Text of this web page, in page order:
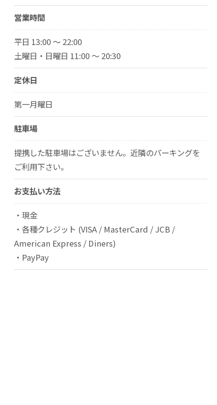
営業時間
平日 13:00 ～ 22:00
土曜日・日曜日 11:00 ～ 20:30
定休日
第一月曜日
駐車場
提携した駐車場はございません。近隣のパーキングを
ご利用下さい。
お支払い方法
・現金
・各種クレジット (VISA / MasterCard / JCB /
American Express / Diners)
・PayPay